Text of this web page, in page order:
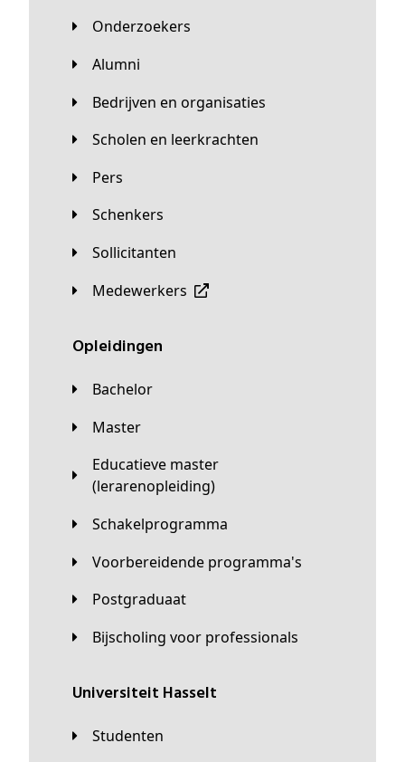
Onderzoekers
Alumni
Bedrijven en organisaties
Scholen en leerkrachten
Pers
Schenkers
Sollicitanten
Medewerkers
Opleidingen
Bachelor
Master
Educatieve master
(lerarenopleiding)
Schakelprogramma
Voorbereidende programma's
Postgraduaat
Bijscholing voor professionals
universiteit Hasselt
Studenten